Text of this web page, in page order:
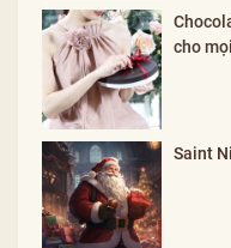
cho
Saint